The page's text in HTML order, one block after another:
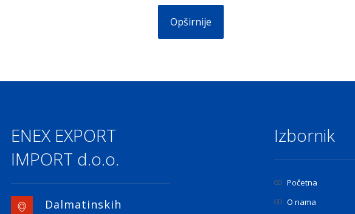
Opširnije
ENEX EXPORT
IMPORT d.o.o.
Dalmatinskih
Izbornik
Početna
O nama